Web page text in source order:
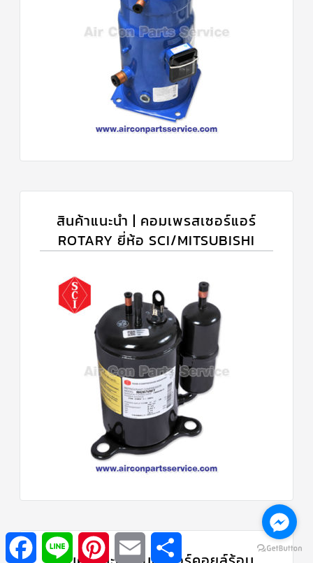
สินค้าแนะนำ | คอมเพรสเซอร์แอร์
ROTARY ยี่ห้อ SCI/MITSUBISHI
Facebook Line Pinterest Email